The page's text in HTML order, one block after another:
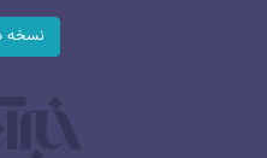
نسخه